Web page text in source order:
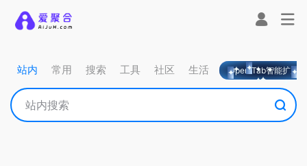
站内 常用 搜索 工具 社区 生活 OpeniTab智能扩展